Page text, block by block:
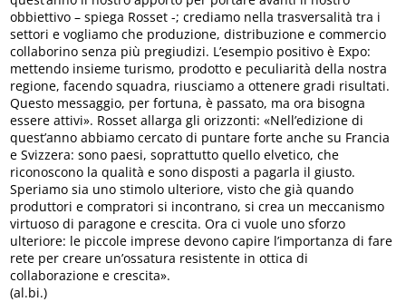
obbiettivo – spiega Rosset -; crediamo nella trasversalità tra i
settori e vogliamo che produzione, distribuzione e commercio
collaborino senza più pregiudizi. L’esempio positivo è Expo:
mettendo insieme turismo, prodotto e peculiarità della nostra
regione, facendo squadra, riusciamo a ottenere gradi risultati.
Questo messaggio, per fortuna, è passato, ma ora bisogna
essere attivi». Rosset allarga gli orizzonti: «Nell’edizione di
quest’anno abbiamo cercato di puntare forte anche su Francia
e Svizzera: sono paesi, soprattutto quello elvetico, che
riconoscono la qualità e sono disposti a pagarla il giusto.
Speriamo sia uno stimolo ulteriore, visto che già quando
produttori e compratori si incontrano, si crea un meccanismo
virtuoso di paragone e crescita. Ora ci vuole uno sforzo
ulteriore: le piccole imprese devono capire l’importanza di fare
rete per creare un’ossatura resistente in ottica di
collaborazione e crescita».
(al.bi.)